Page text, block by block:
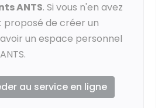
ANTS. Si vous n'en avez
proposé de créer un
un espace personnel
au service en ligne